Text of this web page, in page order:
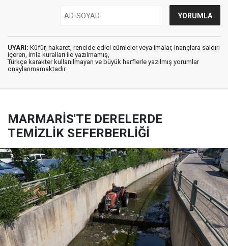
UYARI: Küfür, hakaret, rencide edici cümleler veya imalar, inançlara saldırı
içeren, imla kuralları ile yazılmamış,
Türkçe karakter kullanılmayan ve büyük harflerle yazılmış yorumlar
onaylanmamaktadır.
MARMARİS'TE DERELERDE
TEMİZLİK SEFERBERLİĞİ